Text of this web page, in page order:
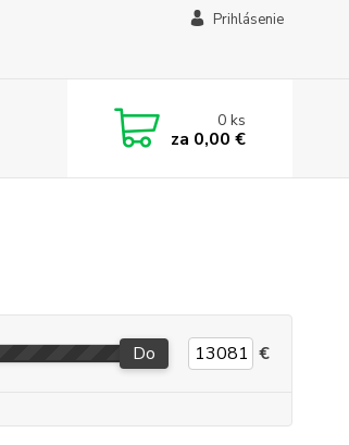
Prihlásenie
0ks
za 0,00 €
Do €